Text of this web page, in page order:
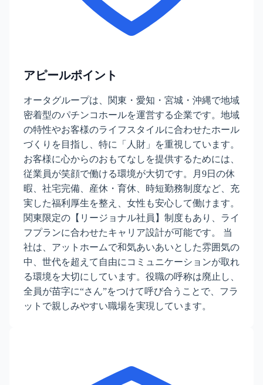
アピールポイント
オータグループは、関東・愛知・宮城・沖縄で地域
密着型のパチンコホールを運営する企業です。地域
の特性やお客様のライフスタイルに合わせたホール
づくりを目指し、特に「人財」を重視しています。
お客様に心からのおもてなしを提供するためには、
従業員が笑顔で働ける環境が大切です。月9日の休
暇、社宅完備、産休・育休、時短勤務制度など、充
実した福利厚生を整え、女性も安心して働けます。
関東限定の【リージョナル社員】制度もあり、ライ
フプランに合わせたキャリア設計が可能です。 当
社は、アットホームで和気あいあいとした雰囲気の
中、世代を超えて自由にコミュニケーションが取れ
る環境を大切にしています。役職の呼称は廃止し、
全員が苗字に“さん”をつけて呼び合うことで、フラ
ットで親しみやすい職場を実現しています。